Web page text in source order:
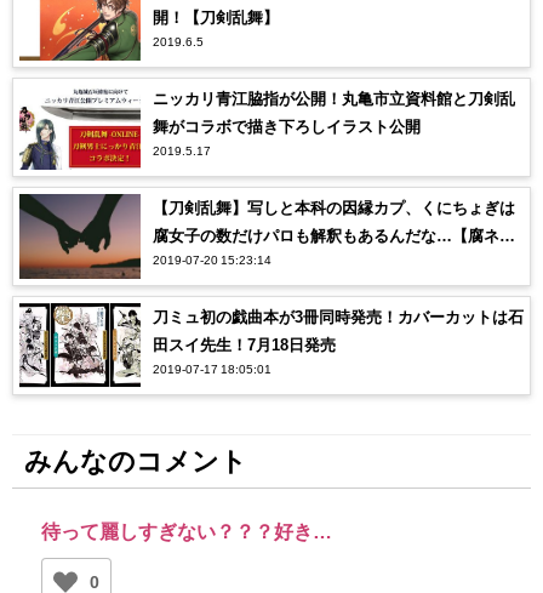
開！【刀剣乱舞】
2019.6.5
ニッカリ青江脇指が公開！丸亀市立資料館と刀剣乱
舞がコラボで描き下ろしイラスト公開
2019.5.17
【刀剣乱舞】写しと本科の因縁カプ、くにちょぎは
腐女子の数だけパロも解釈もあるんだな…【腐ネ
タ】
2019-07-20 15:23:14
刀ミュ初の戯曲本が3冊同時発売！カバーカットは石
田スイ先生！7月18日発売
2019-07-17 18:05:01
みんなのコメント
待って麗しすぎない？？？好き…
0